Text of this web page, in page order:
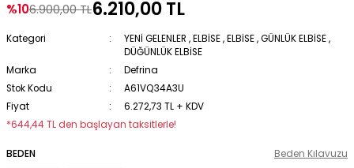
%106.900,00 TL6.210,00 TL
Kategori YENİ GELENLER ,ELBİSE ,ELBİSE ,GÜNLÜK ELBİSE ,
DÜĞÜNLÜK ELBİSE
Marka
Defrina
Stok Kodu
A61VQ34A3U
Fiyat
6.272,73 TL + KDV
*644,44 TL den başlayan taksitlerle!
BEDEN Beden Kılavuzu